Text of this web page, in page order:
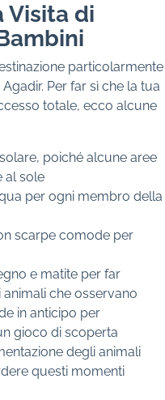
Visita di
particolarmente
Per far sì che la tua
totale, ecco alcune
poiché alcune aree
al sole
per ogni membro della
scarpe comode per
e matite per far
che osservano
in anticipo per
gioco di scoperta
degli animali
questi momenti